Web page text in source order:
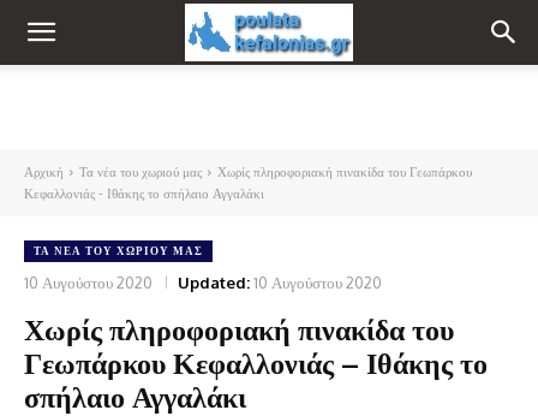
Αρχική Τα νέα του χωριού μας
Χωρίς πληροφοριακή πινακίδα του Γεωπάρκου
Κεφαλλονιάς - Ιθάκης το σπήλαιο Αγγαλάκι
ΤΑ ΝΈΑ ΤΟΥ ΧΩΡΙΟΎ ΜΑΣ
10 Αυγούστου 2020 Updated:10 Αυγούστου 2020
Χωρίς πληροφοριακή πινακίδα του
Γεωπάρκου Κεφαλλονιάς – Ιθάκης το
σπήλαιο Αγγαλάκι